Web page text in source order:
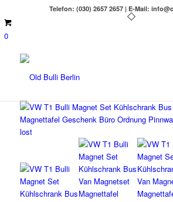
Telefon: (030) 2657 2657 | E-Mail:
0